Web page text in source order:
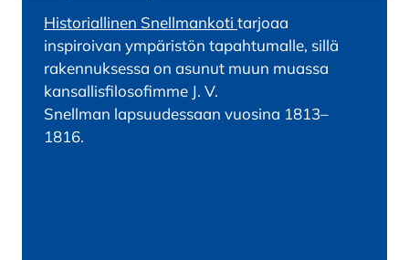
Historiallinen Snellmankoti tarjoaa
inspiroivan ympäristön tapahtumalle, sillä
rakennuksessa on asunut muun muassa
kansallisfilosofimme J. V.
Snellman lapsuudessaan vuosina 1813–
1816.